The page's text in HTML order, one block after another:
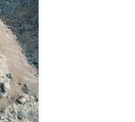
palili